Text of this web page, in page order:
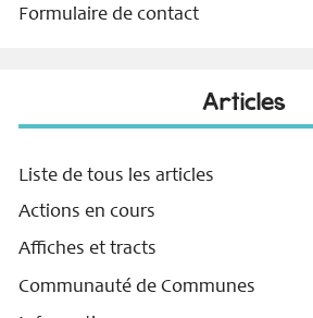
Formulaire de contact
Articles
Liste de tous les articles
Actions en cours
Affiches et tracts
Communauté de Communes